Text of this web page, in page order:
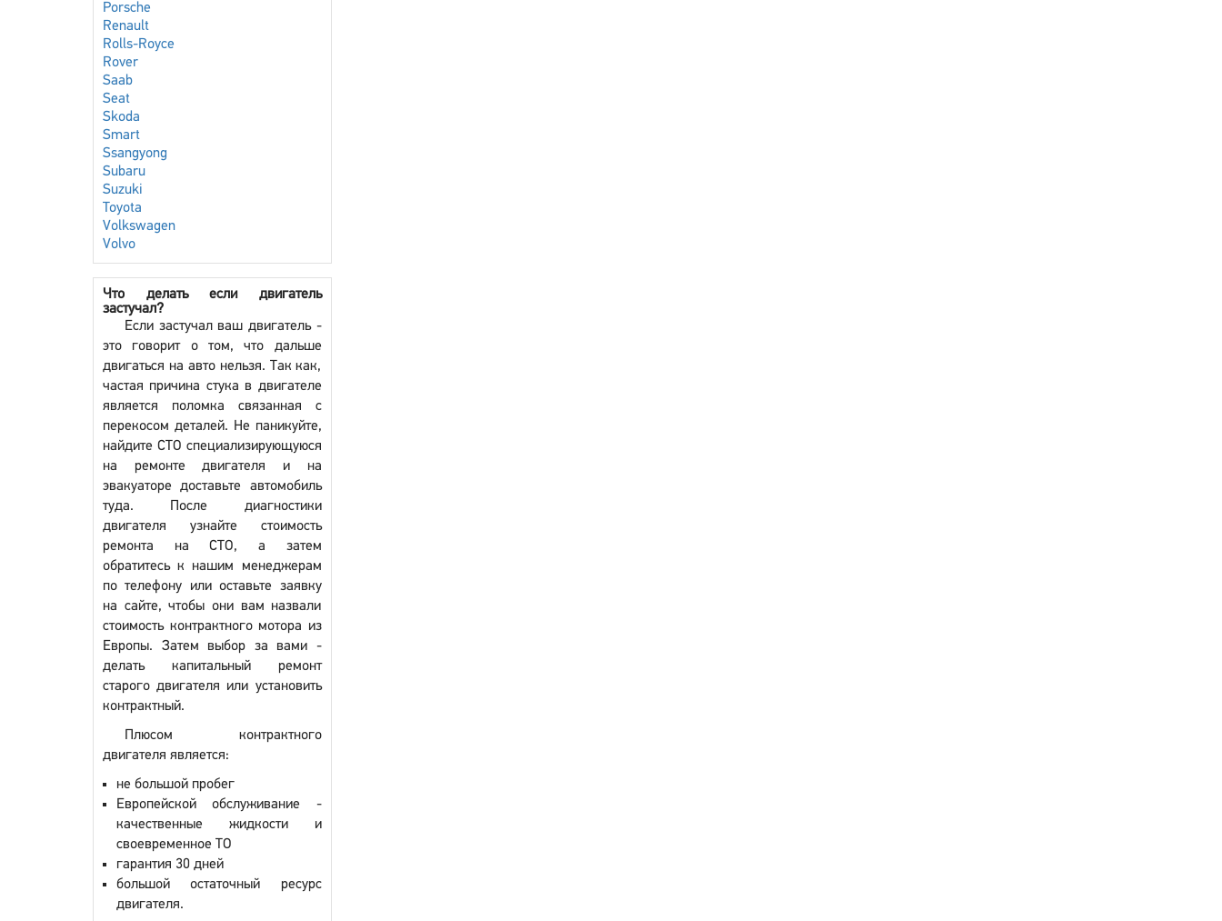
Porsche
Renault
Rolls-Royce
Rover
Saab
Seat
Skoda
Smart
Ssangyong
Subaru
Suzuki
Toyota
Volkswagen
Volvo
Что делать если двигатель
застучал?
Если застучал ваш двигатель -
это говорит о том, что дальше
двигаться на авто нельзя. Так как,
частая причина стука в двигателе
является поломка связанная с
перекосом деталей. Не паникуйте,
найдите СТО специализирующуюся
на ремонте двигателя и на
эвакуаторе доставьте автомобиль
туда. После диагностики
двигателя узнайте стоимость
ремонта на СТО, а затем
обратитесь к нашим менеджерам
по телефону или оставьте заявку
на сайте, чтобы они вам назвали
стоимость контрактного мотора из
Европы. Затем выбор за вами -
делать капитальный ремонт
старого двигателя или установить
контрактный.
Плюсом контрактного
двигателя является:
не большой пробег
Европейской обслуживание -
качественные жидкости и
своевременное ТО
гарантия 30 дней
большой остаточный ресурс
двигателя.